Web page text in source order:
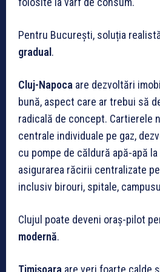
Pentru București, soluția
gradual .
Cluj-Napoca are dezvoltări
bună, aspect care ar trebui să
radicală de concept. Cartierele
centrale individuale pe gaz,
cu pompe de căldură apă-apă
asigurarea răcirii centralizate
inclusiv birouri, spitale,
Clujul poate deveni oraș-pilot
modernă.
Timișoara are veri foarte calde